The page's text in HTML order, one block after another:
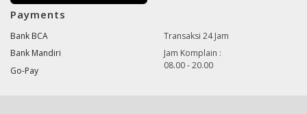
Payments
Bank BCA
Bank Mandiri
Go-Pay
Transaksi 24 Jam
Jam Komplain :
08.00 - 20.00